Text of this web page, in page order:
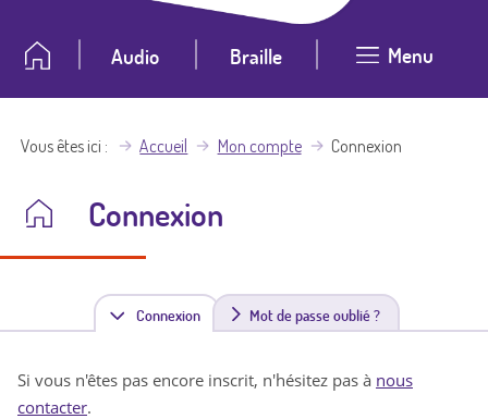
Audio Braille Menu
Vous êtes ici Accueil Mon compte Connexion
Connexion
Connexion(
n
Mot de passe oublié ?
Si vous n'êtes pas encore inscrit, n'hésitez pas à nous
contacter.